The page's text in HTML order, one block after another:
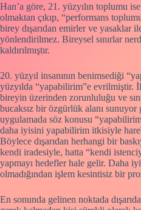
Han’a göre, 21. yüzyılın toplumu
olmaktan çıkıp, “performans
birey dışarıdan emirler ve yasaklar ile
yönlendirilmez. Bireysel sınırlar
kaldırılmıştır.
20. yüzyıl insanının benimsediği
yüzyılda “yapabilirim”e evrilmiştir.
bireyin üzerinden zorunluluğu ve
bucaksız bir özgürlük alanı
uygulamada söz konusu
daha iyisini yapabilirim itkisiyle
Böylece dışarıdan herhangi bir
kendi iradesiyle, hatta “kendi
yapmayı hedefler hale gelir. Daha
olmadığından işlem kesintisiz bir
En sonunda gelinen noktada